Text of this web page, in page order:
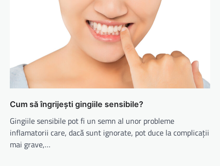
Cum să îngrijești gingiile sensibile?
Gingiile sensibile pot fi un semn al unor probleme
inflamatorii care, dacă sunt ignorate, pot duce la complicații
mai grave,…